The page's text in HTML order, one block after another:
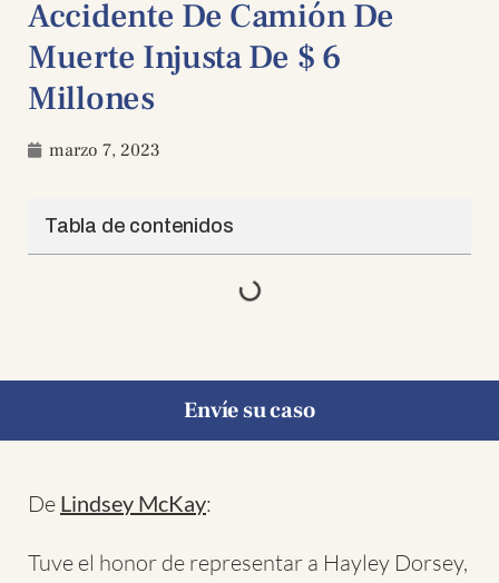
Accidente De Camión De
Muerte Injusta De $ 6
Millones
marzo 7, 2023
Tabla de contenidos
Envíe su caso
De Lindsey McKay:
Tuve el honor de representar a Hayley Dorsey,